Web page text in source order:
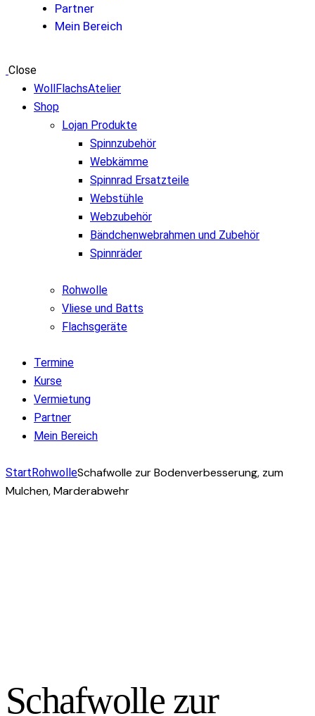
Partner
Mein Bereich
Close
WollFlachsAtelier
Shop
Lojan Produkte
Spinnzubehör
Webkämme
Spinnrad Ersatzteile
Webstühle
Webzubehör
Bändchenwebrahmen und Zubehör
Spinnräder
Rohwolle
Vliese und Batts
Flachsgeräte
Termine
Kurse
Vermietung
Partner
Mein Bereich
facebook-
1
instagram
mail-
empty
StartRohwolleSchafwolle zur Bodenverbesserung, zum
Mulchen, Marderabwehr
Schafwolle zur